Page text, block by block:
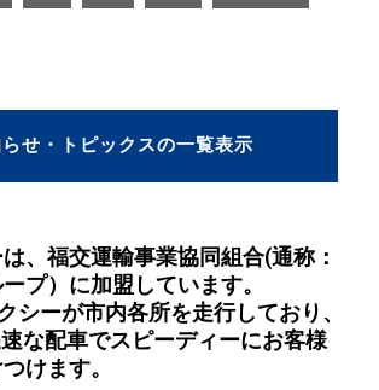
せ・トピックスの一覧表示
、福交運輸事業協同組合(通称：
プ）に加盟しています。
シーが市内各所を走行しており、
な配車でスピーディーにお客様
けます。